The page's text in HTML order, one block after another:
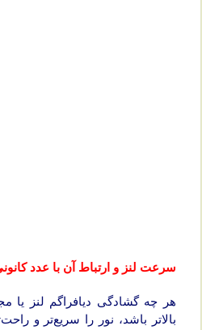
سرعت لنز و ارتباط آن با عدد
هر چه گشادگی دیافراگم لنز یا
بالاتر باشد، نور را سریع‌تر و